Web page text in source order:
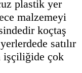
plastik yer
malzemeyi
koçtaş
satılır
işçiliğide çok